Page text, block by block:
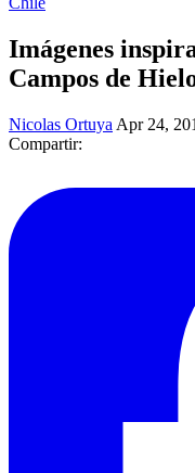
Imágenes
Campos de
Nicolas Ortuya Apr 24,
Compartir: